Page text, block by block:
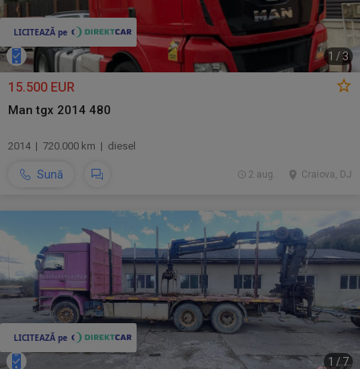
1 /3
15.500 EUR
Man tgx 2014 480
2014 | 720.000 km | diesel
Sună Craiova, DJ
2 aug.
1 /7